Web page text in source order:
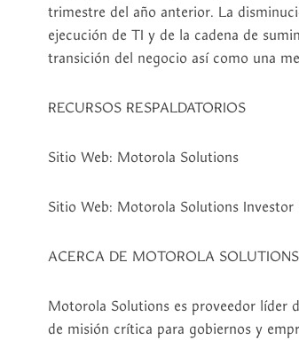
trimestre del año anterior. La
ejecución de TI y de la cadena de
transición del negocio así como una
RECURSOS RESPALDATORIOS
Sitio Web: Motorola Solutions
Sitio Web: Motorola Solutions Investor
ACERCA DE MOTOROLA SOLUTIONS
Motorola Solutions es proveedor líder
de misión crítica para gobiernos y